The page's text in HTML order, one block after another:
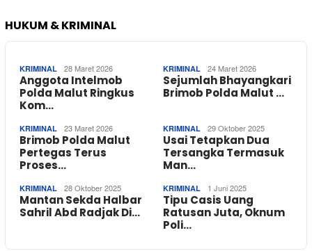
HUKUM & KRIMINAL
KRIMINAL 28 Maret 2026
Anggota Intelmob
Polda Malut Ringkus
Kom…
KRIMINAL 24 Maret 2026
Sejumlah Bhayangkari
Brimob Polda Malut …
KRIMINAL 23 Maret 2026
Brimob Polda Malut
Pertegas Terus
Proses…
KRIMINAL 29 Oktober 2025
Usai Tetapkan Dua
Tersangka Termasuk
Man…
KRIMINAL 28 Oktober 2025
Mantan Sekda Halbar
Sahril Abd Radjak Di…
KRIMINAL 1 Juni 2025
Tipu Casis Uang
Ratusan Juta, Oknum
Poli…